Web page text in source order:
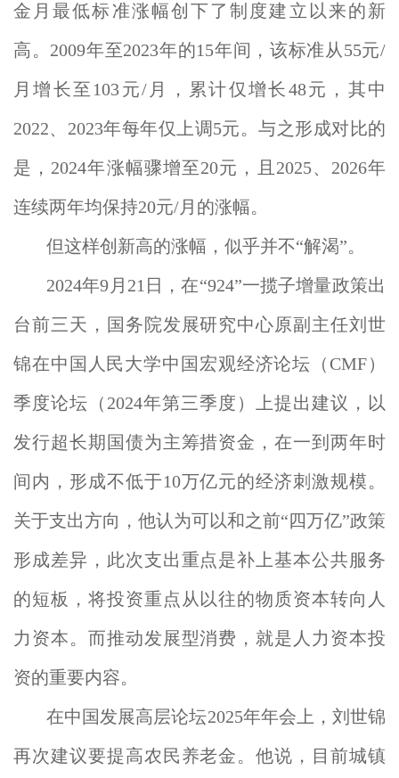
金月最低标准涨幅创下了制度建立以来的新
高。2009年至2023年的15年间，该标准从55元/
月增长至103元/月，累计仅增长48元，其中
2022、2023年每年仅上调5元。与之形成对比的
是，2024年涨幅骤增至20元，且2025、2026年
连续两年均保持20元/月的涨幅。
但这样创新高的涨幅，似乎并不“解渴”。
2024年9月21日，在“924”一揽子增量政策出
台前三天，国务院发展研究中心原副主任刘世
锦在中国人民大学中国宏观经济论坛（CMF）
季度论坛（2024年第三季度）上提出建议，以
发行超长期国债为主筹措资金，在一到两年时
间内，形成不低于10万亿元的经济刺激规模。
关于支出方向，他认为可以和之前“四万亿”政策
形成差异，此次支出重点是补上基本公共服务
的短板，将投资重点从以往的物质资本转向人
力资本。而推动发展型消费，就是人力资本投
资的重要内容。
在中国发展高层论坛2025年年会上，刘世锦
再次建议要提高农民养老金。他说，目前城镇